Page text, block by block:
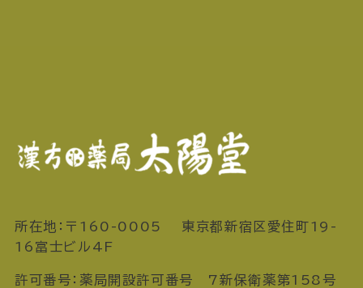
所在地：〒160-0005 東京都新宿区愛住町19-
16富士ビル4F
許可番号：薬局開設許可番号 7新保衛薬第158号